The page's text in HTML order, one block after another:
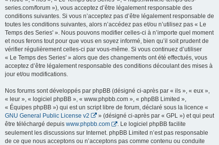
series.com/forum »), vous acceptez d’être légalement responsable des
conditions suivantes. Si vous n’acceptez pas d’être légalement responsable de
toutes les conditions suivantes, alors n’accédez pas et/ou n’utilisez pas « Le
Temps des Series' ». Nous pouvons modifier celles-ci à n’importe quel moment
et nous ferons tout pour que vous en soyez informé, bien qu’il soit prudent de
vérifier régulièrement celles-ci par vous-même. Si vous continuez d’utiliser
« Le Temps des Series' » alors que des changements ont été effectués, vous
acceptez d’être légalement responsable des conditions découlant des mises à
jour et/ou modifications.
Nos forums sont développés par phpBB (désigné ci-après par « ils », « eux »,
« leur », « logiciel phpBB », « www.phpbb.com », « phpBB Limited »,
« Équipes phpBB ») qui est un script libre de forum, déclaré sous la licence «
GNU General Public License v2
» (désigné ci-après par « GPL ») et qui peut
être téléchargé depuis www.phpbb.com
. Le logiciel phpBB facilite
seulement les discussions sur Internet. phpBB Limited n’est pas responsable
de ce que nous acceptons ou n’acceptons pas comme contenu ou conduite